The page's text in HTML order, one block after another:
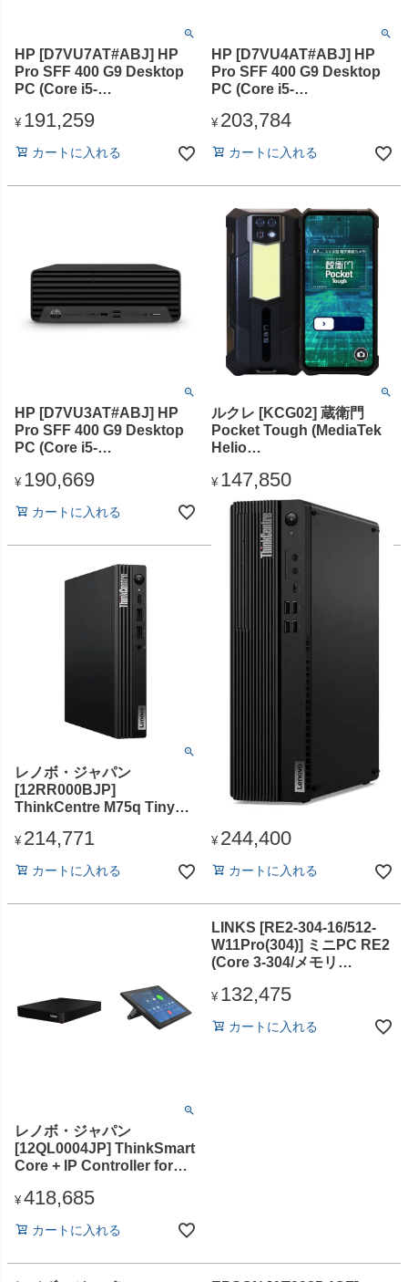
HP [D7VU7AT#ABJ] HP
Pro SFF 400 G9 Desktop
PC (Core i5-
スーパーマルチドライ
& Business 2024(DA版))
¥ 191,259
カートに入れる
HP [D7VU4AT#ABJ] HP
Pro SFF 400 G9 Desktop
PC (Core i5-
スーパーマルチドライ
¥ 203,784
カートに入れる
HP [D7VU3AT#ABJ] HP
Pro SFF 400 G9 Desktop
PC (Core i5-
スーパーマルチドライ
¥ 190,669
カートに入れる
ルクレ [KCG02] 蔵衛門
Pocket Tough (MediaTek
Helio
14/6.78型/SIMスロット:あ
り/Wi-Fi・LTE対応)
¥ 147,850
カートに入れる
レノボ・ジャパン
[12RR000BJP]
ThinkCentre M75q Tiny
8700GE/16GB/SSD・
し/Win11Pro/Officeなし)
¥ 214,771
カートに入れる
レノボ・ジャパン
[12U20003JP]
ThinkCentre M70s Small
14400/16GB/SSD・
パーマルチ ドライブ (固定
¥ 244,400
カートに入れる
レノボ・ジャパン
[12QL0004JP] ThinkSmart
Core + IP Controller for
1145G7E/16GB/SSD・
11 IoT Enterprise/Officeな
¥ 418,685
カートに入れる
LINKS [RE2-304-16/512-
W11Pro(304)] ミニPC RE2
(Core 3-304/メモリ
ライブ
無)
¥ 132,475
カートに入れる